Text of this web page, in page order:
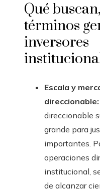
Qué
términos
inversores
Escala y
direccionable:
direccionable
grande para
importantes.
operaciones
institucional,
de alcanzar